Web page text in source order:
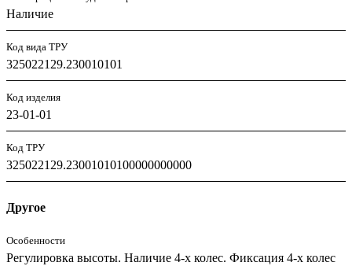
Наличие
Код вида ТРУ
325022129.230010101
Код изделия
23-01-01
Код ТРУ
325022129.23001010100000000000
Другое
Особенности
Регулировка высоты. Наличие 4-х колес. Фиксация 4-х колес